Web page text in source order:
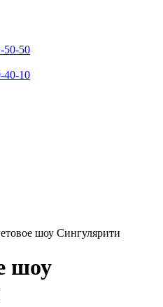
50-50
40-10
шоу Сингулярити
шоу